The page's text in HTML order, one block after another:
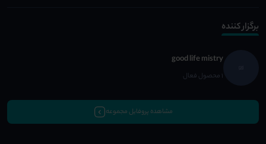
برگزار کننده
good life mistry
1 محصول فعال
مشاهده پروفایل مجموعه